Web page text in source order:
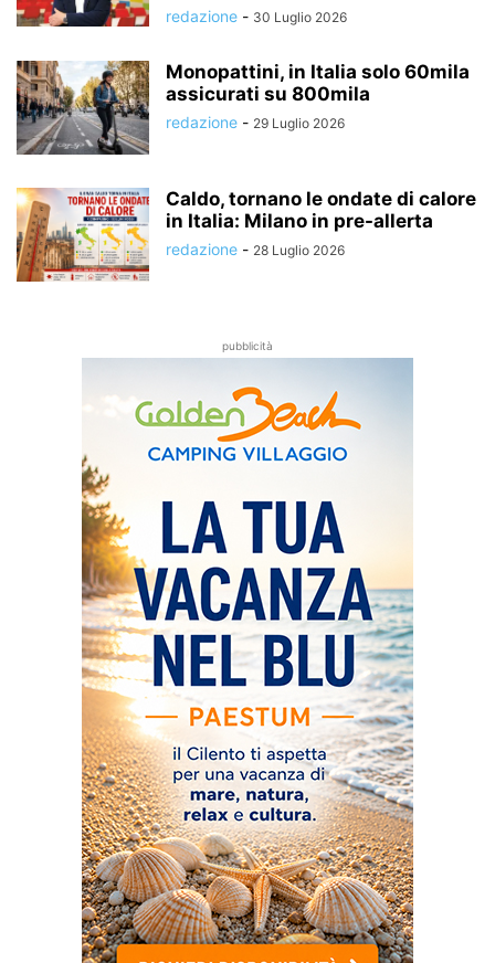
redazione - 30 Luglio 2026
Monopattini, in Italia solo 60mila
assicurati su 800mila
redazione - 29 Luglio 2026
Caldo, tornano le ondate di calore
in Italia: Milano in pre-allerta
redazione - 28 Luglio 2026
pubblicità